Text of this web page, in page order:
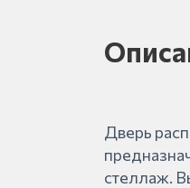
Дверь
стеллаж.